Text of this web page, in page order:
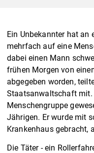
Ein Unbekannter hat an
mehrfach auf eine
dabei einen Mann
frühen Morgen von
abgegeben worden,
Staatsanwaltschaft mit.
Menschengruppe
Jährigen. Er wurde mit
Krankenhaus gebracht,
Die Täter - ein